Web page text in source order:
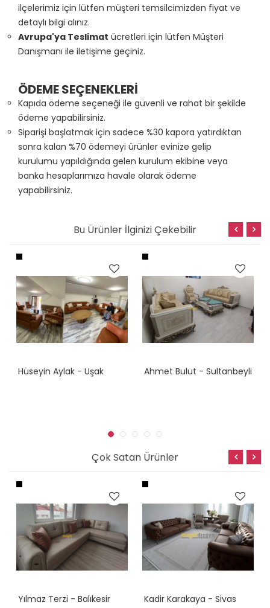
ilçelerimiz için lütfen müşteri temsilcimizden fiyat ve
detaylı bilgi alınız.
Avrupa'ya Teslimat ücretleri için lütfen Müşteri
Danışmanı ile iletişime geçiniz.
ÖDEME SEÇENEKLERİ
Kapıda ödeme seçeneği ile güvenli ve rahat bir şekilde
ödeme yapabilirsiniz.
Siparişi başlatmak için sadece %30 kapora yatırdıktan
sonra kalan %70 ödemeyi ürünler evinize gelip
kurulumu yapıldığında gelen kurulum ekibine veya
banka hesaplarımıza havale olarak ödeme
yapabilirsiniz.
Bu Ürünler İlginizi Çekebilir
Hüseyin Aylak - Uşak Ahmet Bulut - Sultanbeyli
Çok Satan Ürünler
Yılmaz Terzi - Balıkesir Kadir Karakaya - Sivas